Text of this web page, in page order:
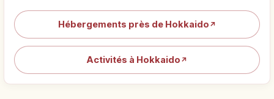
Hébergements près de Hokkaido ↗
Activités à Hokkaido ↗